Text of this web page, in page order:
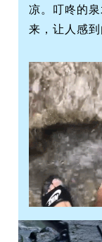
凉。叮咚的
来，让人感到